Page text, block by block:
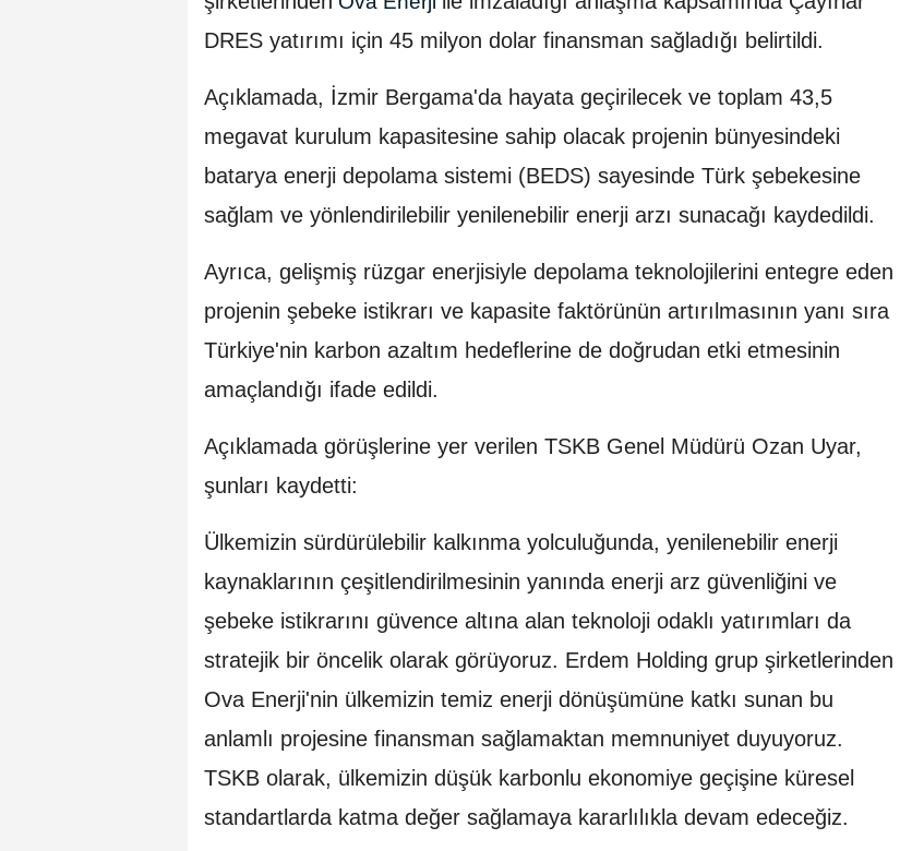
DRES yatırımı için 45 milyon dolar finansman sağladığı belirtildi.
Açıklamada, İzmir Bergama'da hayata geçirilecek ve toplam 43,5
megavat kurulum kapasitesine sahip olacak projenin bünyesindeki
batarya enerji depolama sistemi (BEDS) sayesinde Türk şebekesine
sağlam ve yönlendirilebilir yenilenebilir enerji arzı sunacağı kaydedildi.
Ayrıca, gelişmiş rüzgar enerjisiyle depolama teknolojilerini entegre eden
projenin şebeke istikrarı ve kapasite faktörünün artırılmasının yanı sıra
Türkiye'nin karbon azaltım hedeflerine de doğrudan etki etmesinin
amaçlandığı ifade edildi.
Açıklamada görüşlerine yer verilen TSKB Genel Müdürü Ozan Uyar,
şunları kaydetti:
Ülkemizin sürdürülebilir kalkınma yolculuğunda, yenilenebilir enerji
kaynaklarının çeşitlendirilmesinin yanında enerji arz güvenliğini ve
şebeke istikrarını güvence altına alan teknoloji odaklı yatırımları da
stratejik bir öncelik olarak görüyoruz. Erdem Holding grup şirketlerinden
Ova Enerji'nin ülkemizin temiz enerji dönüşümüne katkı sunan bu
anlamlı projesine finansman sağlamaktan memnuniyet duyuyoruz.
TSKB olarak, ülkemizin düşük karbonlu ekonomiye geçişine küresel
standartlarda katma değer sağlamaya kararlılıkla devam edeceğiz.